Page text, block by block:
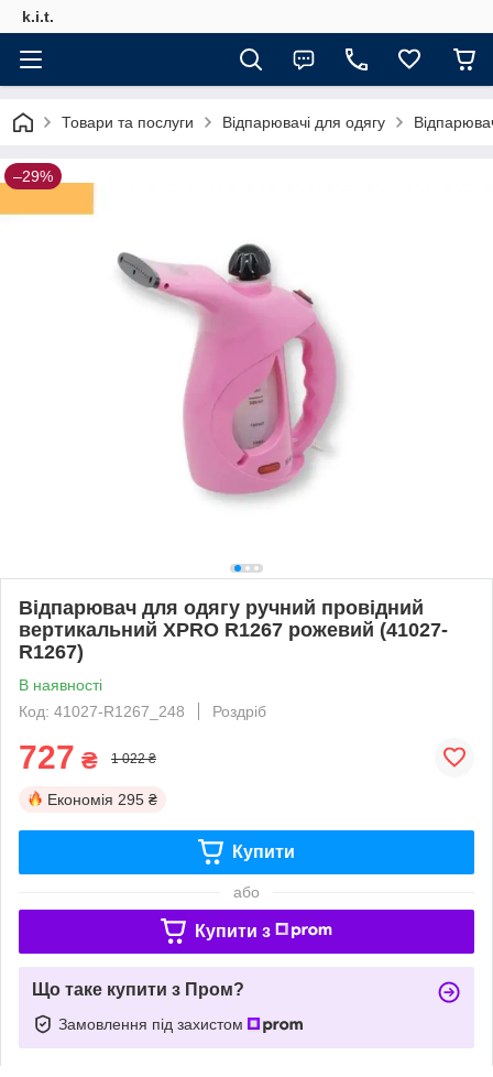
k.i.t.
Товари та послуги Відпарювачі для одягу
–29%
Відпарювач для одягу ручний провідний
вертикальний XPRO R1267 рожевий (41027-
R1267)
В наявності
Код: 41027-R1267_248
Роздріб
727 ₴ 1 022 ₴
Економія 295 ₴
Купити
або
Купити з
Що таке купити з Пром?
Замовлення під захистом